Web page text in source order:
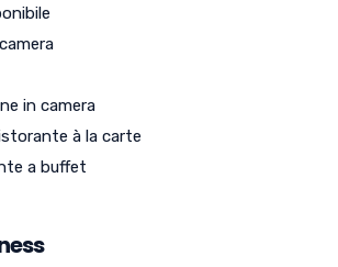
in camera
à la carte
a buffet